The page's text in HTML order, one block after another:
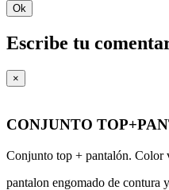
Ok
Escribe tu
×
CONJUNTO
Conjunto top + pantalón. Color
pantalon engomado de contura